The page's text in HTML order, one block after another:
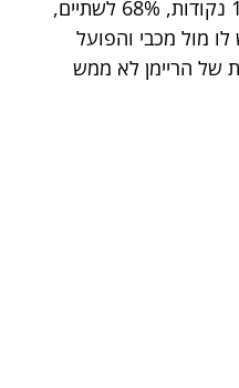
יריבות ישראליות ונדלק. 19.6 נקודות, 68% לשתיים,
ומדד 21.3 יש לו מול מכבי והפועל
של הריימן לא ממש